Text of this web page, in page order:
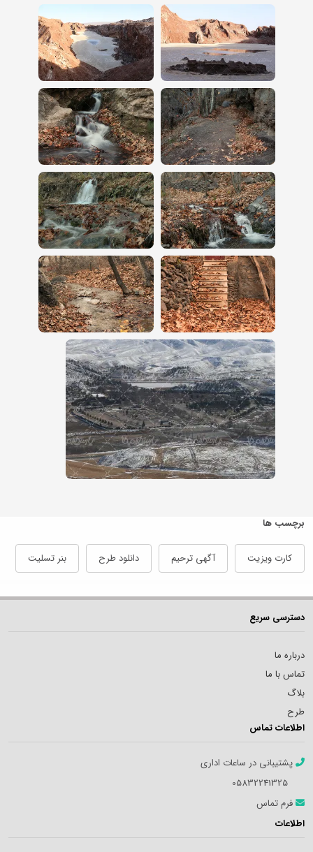
برچسب ها
کارت ویزیت آگهی ترحیم دانلود طرح بنر تسلیت
دسترسی سریع
درباره ما
تماس با ما
بلاگ
طرح
اطلاعات تماس
پشتیبانی در ساعات اداری
05832241325
فرم تماس
اطلاعات